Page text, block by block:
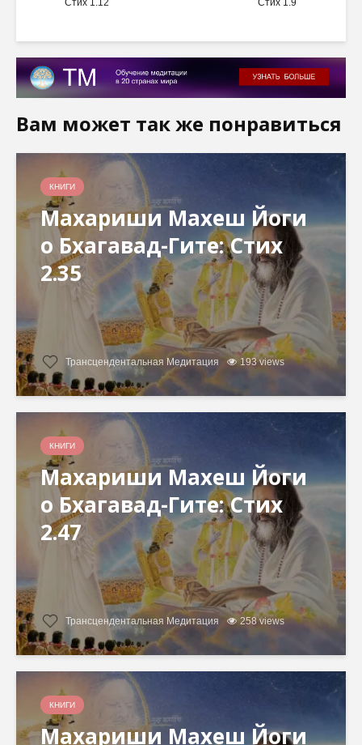
Стих 1.12 Стих 1.9
Вам может так же понравиться
КНИГИ
Махариши Махеш Йоги
о Бхагавад-Гите: Стих
2.35
Трансцендентальная Медитация 193 views
КНИГИ
Махариши Махеш Йоги
о Бхагавад-Гите: Стих
2.47
Трансцендентальная Медитация 258 views
КНИГИ
Махариши Махеш Йоги